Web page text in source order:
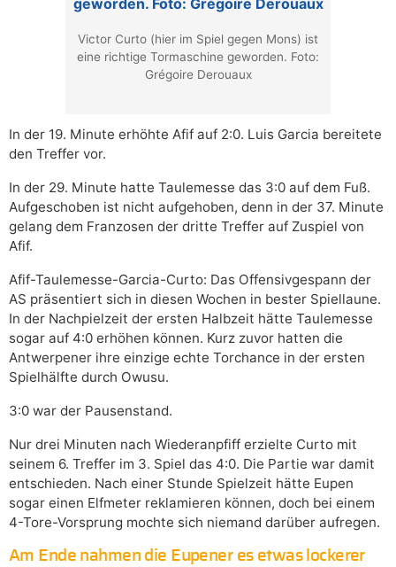
Victor Curto (hier im Spiel gegen Mons) ist
eine richtige Tormaschine geworden. Foto:
Grégoire Derouaux
In der 19. Minute erhöhte Afif auf 2:0. Luis Garcia bereitete
den Treffer vor.
In der 29. Minute hatte Taulemesse das 3:0 auf dem Fuß.
Aufgeschoben ist nicht aufgehoben, denn in der 37. Minute
gelang dem Franzosen der dritte Treffer auf Zuspiel von
Afif.
Afif-Taulemesse-Garcia-Curto: Das Offensivgespann der
AS präsentiert sich in diesen Wochen in bester Spiellaune.
In der Nachpielzeit der ersten Halbzeit hätte Taulemesse
sogar auf 4:0 erhöhen können. Kurz zuvor hatten die
Antwerpener ihre einzige echte Torchance in der ersten
Spielhälfte durch Owusu.
3:0 war der Pausenstand.
Nur drei Minuten nach Wiederanpfiff erzielte Curto mit
seinem 6. Treffer im 3. Spiel das 4:0. Die Partie war damit
entschieden. Nach einer Stunde Spielzeit hätte Eupen
sogar einen Elfmeter reklamieren können, doch bei einem
4-Tore-Vorsprung mochte sich niemand darüber aufregen.
Am Ende nahmen die Eupener es etwas lockerer